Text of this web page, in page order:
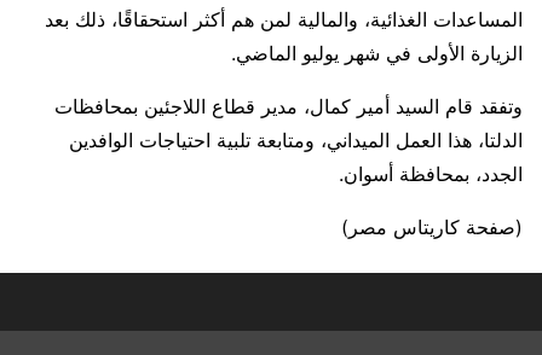
المساعدات الغذائية، والمالية لمن هم أكثر استحقاقًا، ذلك بعد
الزيارة الأولى في شهر يوليو الماضي.
وتفقد قام السيد أمير كمال، مدير قطاع اللاجئين بمحافظات
الدلتا، هذا العمل الميداني، ومتابعة تلبية احتياجات الوافدين
الجدد، بمحافظة أسوان.
(صفحة كاريتاس مصر)